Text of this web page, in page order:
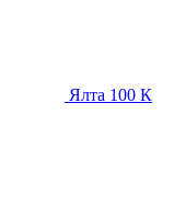
Ялта 100 К